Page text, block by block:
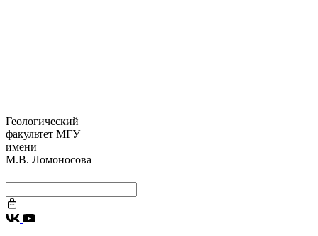
Геологический
факультет МГУ
имени
М.В. Ломоносова